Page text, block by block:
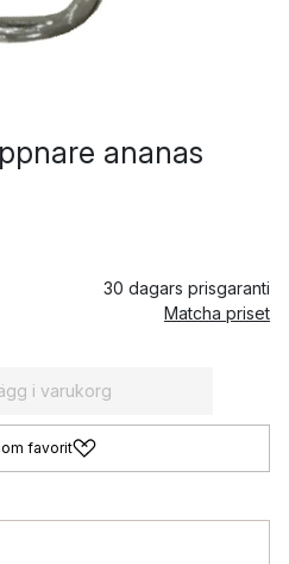
ananas
30 dagars prisgaranti
Matcha priset
i varukorg
favorit